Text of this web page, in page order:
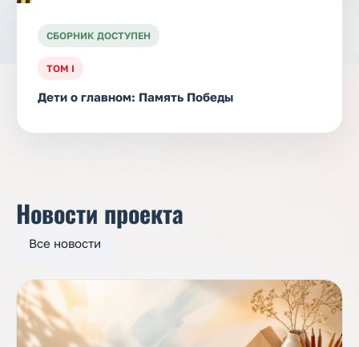
СБОРНИК ДОСТУПЕН
ТОМ I
Дети о главном: Память Победы
Новости проекта
Все новости